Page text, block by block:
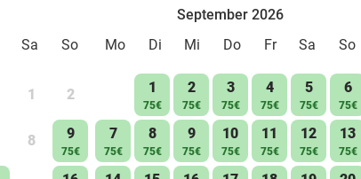
Sa So
1 2
8 9
75€
September 2026
Mo
Di Mi Do Fr Sa So
1
75€
2
75€
3
75€
4
75€
5
75€
6
75€
7
75€
8
75€
9
75€
10
75€
11
75€
12
75€
13
75€